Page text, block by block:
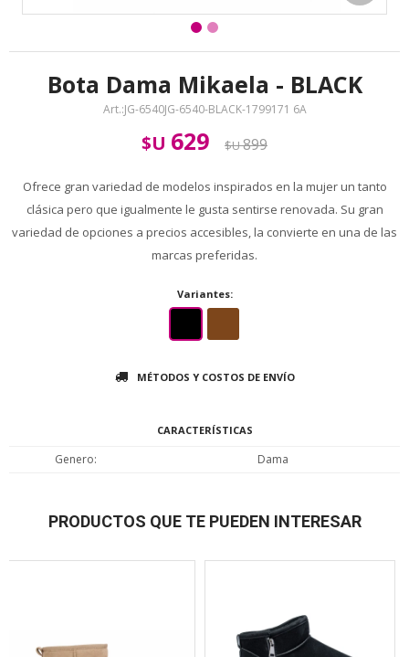
Bota Dama Mikaela - BLACK
JG-6540JG-6540-BLACK-1799171 6A
$U 629 $U899
Ofrece gran variedad de modelos inspirados en la mujer un tanto
clásica pero que igualmente le gusta sentirse renovada. Su gran
variedad de opciones a precios accesibles, la convierte en una de las
marcas preferidas.
Variantes:
MÉTODOS Y COSTOS DE ENVÍO
CARACTERÍSTICAS
Genero Dama
PRODUCTOS QUE TE PUEDEN INTERESAR